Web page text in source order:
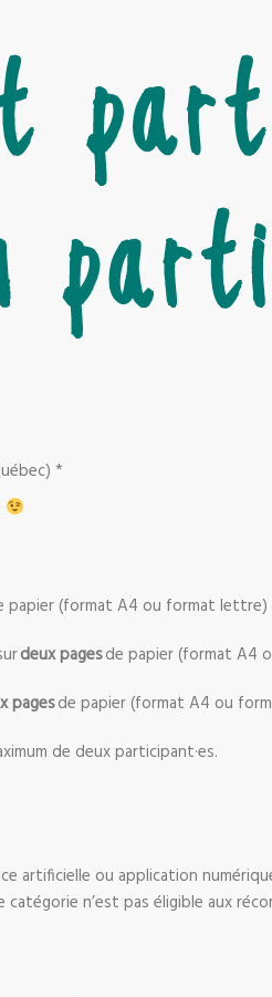
*
papier (format A4 ou format lettre)
deux pagesde papier (format A4
pagesde papier (format A4 ou
de deux participant·es.
artificielle ou application
n’est pas éligible aux